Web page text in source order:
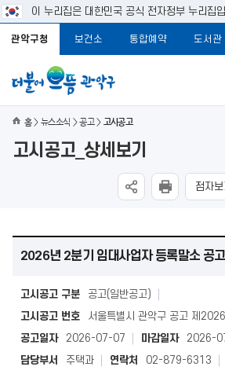
이 누리집은 대한민국 공식 전자정부 누리집
관악구청 보건소 통합예약 도서관
홈 뉴스소식 공고 고시공고
고시공고_상세보기
점자보
2026년 2분기 임대사업자 등록말소 공고
고시공고 구분
공고(일반공고)
고시공고 번호
서울특별시 관악구 공고 제
공고일자
2026-07-07 마감일자
2026-
담당부서
주택과 연락처
02-879-6313